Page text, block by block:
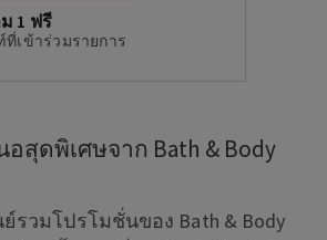
1 ฟรี
เข้าร่วมรายการ
อสุดพิเศษจาก Bath & Body
วมโปรโมชั่นของ Bath & Body